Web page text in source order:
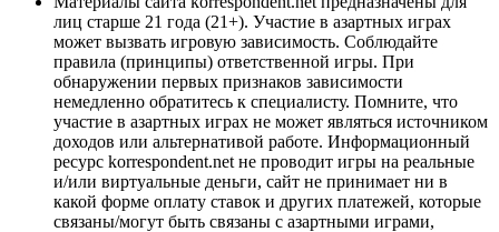
лиц старше 21 года (21+). Участие в азартных играх
может вызвать игровую зависимость. Соблюдайте
правила (принципы) ответственной игры. При
обнаружении первых признаков зависимости
немедленно обратитесь к специалисту. Помните, что
участие в азартных играх не может являться источником
доходов или альтернативой работе. Информационный
ресурс korrespondent.net не проводит игры на реальные
и/или виртуальные деньги, сайт не принимает ни в
какой форме оплату ставок и других платежей, которые
связаны/могут быть связаны с азартными играми,